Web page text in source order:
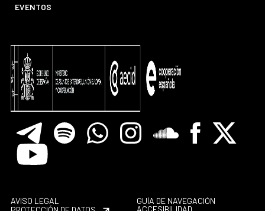
EVENTOS
TelegramSpotify WhatsappInstagramSoundcloreFacebook
X
Youtube
AVISO LEGAL
GUÍA DE NAVEGACIÓN
ACCESIBILIDAD